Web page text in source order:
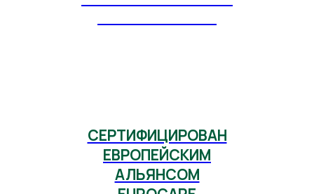
СЕРТИФИЦИРОВАН
ЕВРОПЕЙСКИМ
АЛЬЯНСОМ